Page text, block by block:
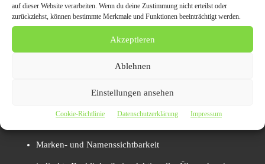
auf dieser Website verarbeiten. Wenn du deine Zustimmung nicht erteilst oder
zurückziehst, können bestimmte Merkmale und Funktionen beeinträchtigt werden.
Akzeptieren
Ablehnen
Einstellungen ansehen
Cookie-Richtlinie Datenschutzerklärung Impressum
SEO- und Sichtbarkeitseffekte
Marken- und Namenssichtbarkeit